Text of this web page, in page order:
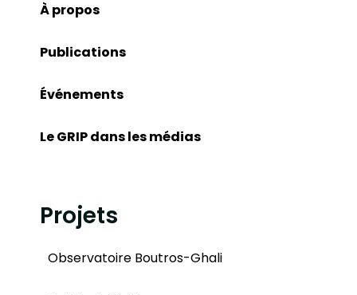
À propos
Publications
Événements
Le GRIP dans les médias
Projets
Observatoire Boutros-Ghali